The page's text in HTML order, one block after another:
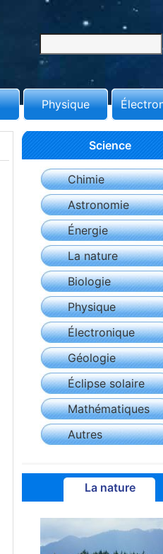
Physique
Science
Chimie
Astronomie
Énergie
La nature
Biologie
Physique
Électronique
Géologie
Éclipse solaire
Mathématiques
Autres
La nature